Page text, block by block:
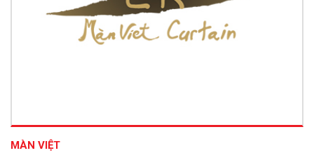
MÀN VIỆT